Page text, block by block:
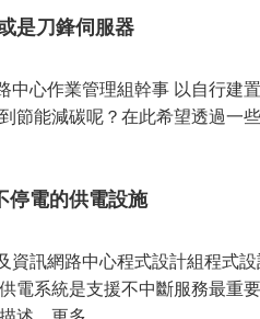
是刀鋒伺服器
中心作業管理組幹事 以自行建
節能減碳呢？在此希望透過一
電的供電設施
資訊網路中心程式設計組程式
電系統是支援不中斷服務最重